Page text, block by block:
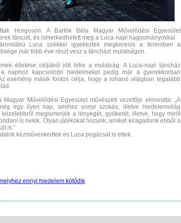
Horgoson. A Bartók Béla Magyar Művelődési Egyesület
táncolt, és ismerkedhetett meg a Luca-napi hagyományokkal.
Luca székkel igyekeztek megkeresni a teremben a
már több éve részt vesz a táncházi mulatságon.
éltetése céljából jött létre a mulatság. A Luca-napi táncház
naphoz kapcsolódó hiedelmeket pedig már a gyerekkorban
esemény másik fontos célja, hogy a rohanó világban legalább
Művelődési Egyesület művészeti vezetője elmondta: „A
egy ilyen nap, amihez ennyi szokás, illetve hiedelemvilág
megismerjék a lényegét, gyökerét, illetve, hogy miről
is nekik. Olyan játékokat hozunk, amiket kiragadunk ebből a
is.”
kézműveskedtek és Luca pogácsát is ettek.
ennyi hiedelem kötődik